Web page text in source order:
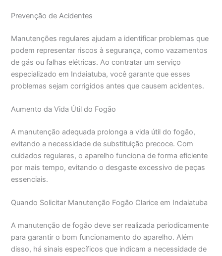
Prevenção de Acidentes
Manutenções regulares ajudam a identificar problemas que
podem representar riscos à segurança, como vazamentos
de gás ou falhas elétricas. Ao contratar um serviço
especializado em Indaiatuba, você garante que esses
problemas sejam corrigidos antes que causem acidentes.
Aumento da Vida Útil do Fogão
A manutenção adequada prolonga a vida útil do fogão,
evitando a necessidade de substituição precoce. Com
cuidados regulares, o aparelho funciona de forma eficiente
por mais tempo, evitando o desgaste excessivo de peças
essenciais.
Quando Solicitar Manutenção Fogão Clarice em Indaiatuba
A manutenção de fogão deve ser realizada periodicamente
para garantir o bom funcionamento do aparelho. Além
disso, há sinais específicos que indicam a necessidade de